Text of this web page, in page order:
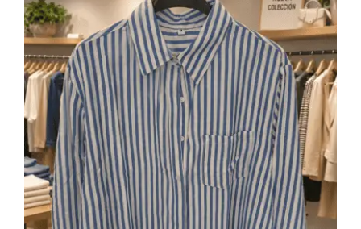
Camisa Bordada listas